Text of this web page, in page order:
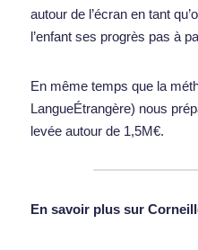
autour de l’écran en tant
l’enfant ses progrès pas à
En même temps que la
LangueÉtrangère) nous
levée autour de 1,5M€.
En savoir plus sur